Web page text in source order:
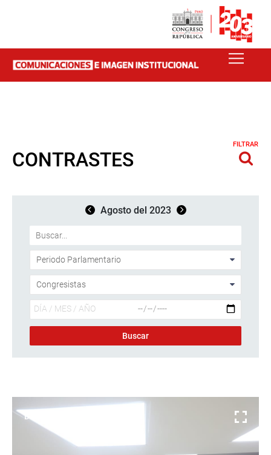
CONTRASTES
FILTRAR
Agosto del 2023
Descargar foto